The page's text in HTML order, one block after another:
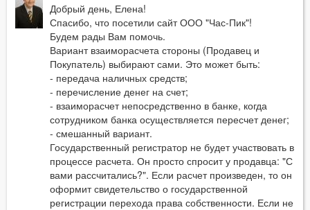
Добрый день, Елена!
Спасибо, что посетили сайт ООО "Час-Пик"!
Будем рады Вам помочь.
Вариант взаиморасчета стороны (Продавец и
Покупатель) выбирают сами. Это может быть:
- передача наличных средств;
- перечисление денег на счет;
- взаиморасчет непосредственно в банке, когда
сотрудником банка осуществляется пересчет денег;
- смешанный вариант.
Государственный регистратор не будет участвовать в
процессе расчета. Он просто спросит у продавца: "С
вами рассчитались?". Если расчет произведен, то он
оформит свидетельство о государственной
регистрации перехода права собственности. Если не